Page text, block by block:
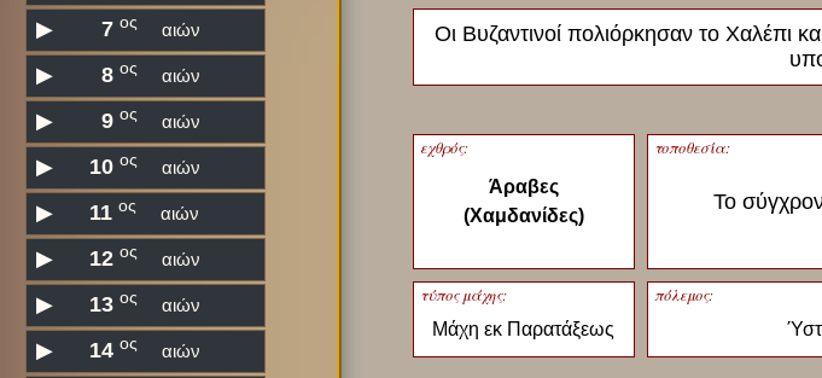
▶ 7 ος αιών
▶ 8 ος αιών
▶ 9 ος αιών
▶ 10 ος αιών
▶ 11 ος αιών
▶ 12ος αιών
▶ 13 ος αιών
▶ 14 ος αιών
Οι Βυζαντινοί πολιόρκησαν το Χαλέπι
εχθρός:
Άραβες
(Χαμδανίδες)
τοποθεσία:
Το
τύπος μάχης:
Μάχη εκ Παρατάξεως
πόλεμος: